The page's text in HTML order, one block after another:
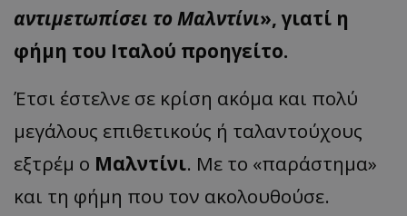
αντιμετωπίσει το Μαλντίνι», γιατί η
φήμη του Ιταλού προηγείτο.
Έτσι έστελνε σε κρίση ακόμα και πολύ
μεγάλους επιθετικούς ή ταλαντούχους
εξτρέμ ο Μαλντίνι. Με το «παράστημα»
και τη φήμη που τον ακολουθούσε.